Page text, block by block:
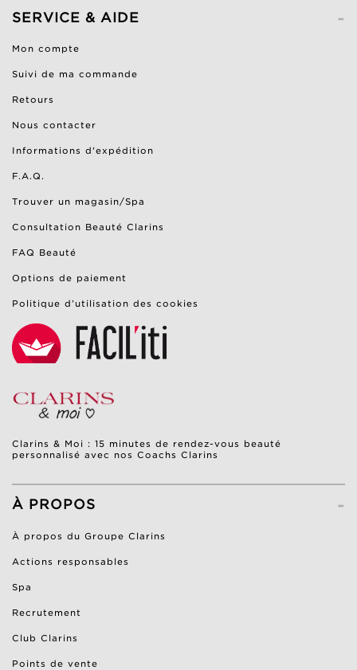
-
SERVICE & AIDE
Mon compte
Suivi de ma commande
Retours
Nous contacter
Informations d'expédition
F.A.Q.
Trouver un magasin/Spa
Consultation Beauté Clarins
FAQ Beauté
Options de paiement
Politique d’utilisation des cookies
Clarins & Moi : 15 minutes de rendez-vous beauté
personnalisé avec nos Coachs Clarins
-
À PROPOS
À propos du Groupe Clarins
Actions responsables
Spa
Recrutement
Club Clarins
Points de vente